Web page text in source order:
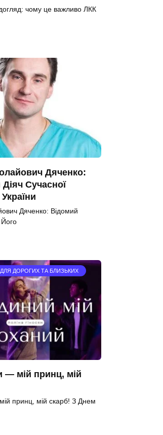
чому це важливо ЛКК
Дяченко:
Сучасної
Дяченко: Відомий
ДОРОГИХ ТА БЛИЗЬКИХ
— мій принц, мій
принц, мій скарб! З Днем